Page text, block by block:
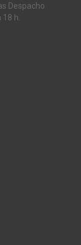
Despacho
18 h.